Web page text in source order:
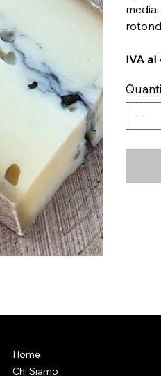
IVA al
Home
Chi Siamo